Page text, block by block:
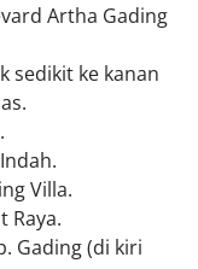
Artha Gading
sedikit ke kanan
Villa.
Raya.
Gading (di kiri